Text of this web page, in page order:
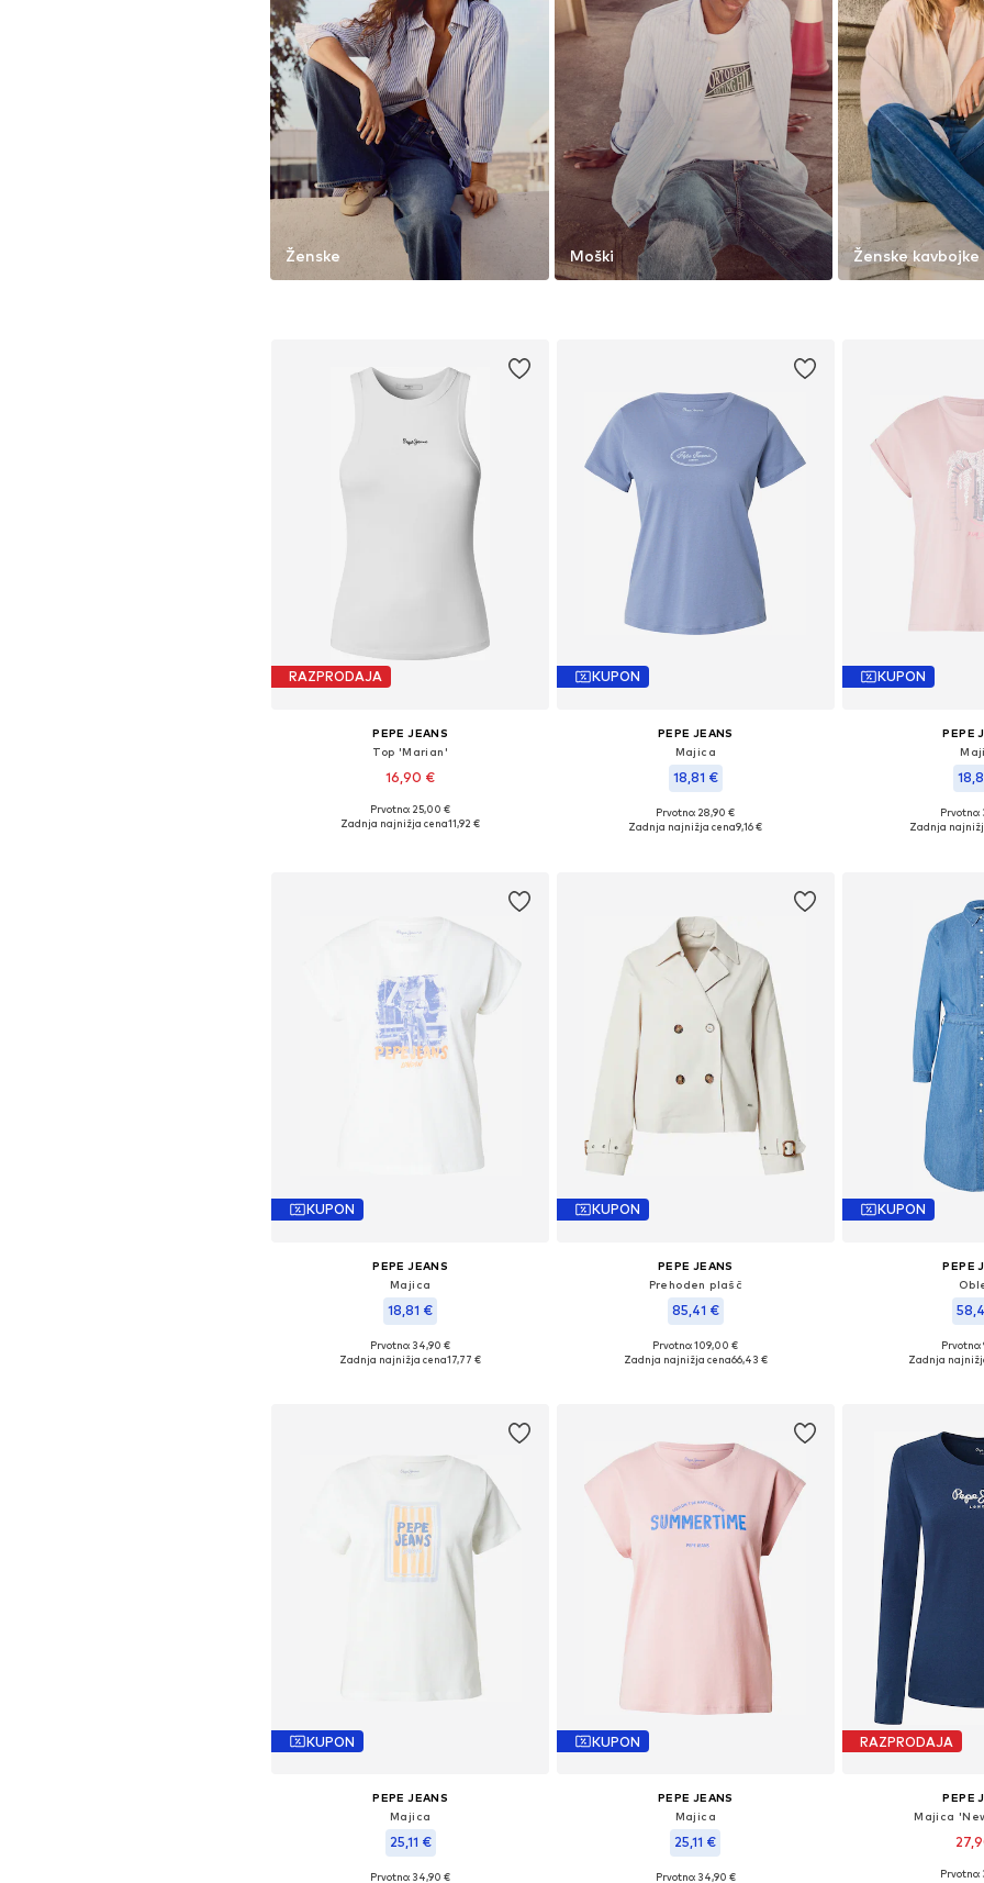
Ženske Moški Ženske kavbojke
RAZPRODAJA
PEPE JEANS
Top 'Marian'
16,90 €
Razpoložljive velikosti: XS, S, M, XL
Prvotno: 25,00 €
Zadnja najnižja cena11,92 €
KUPON
PEPE JEANS
Majica
18,81 €
Razpoložljive velikosti: XS, S, M, L, XL
Prvotno: 28,90 €
Zadnja najnižja cena9,16 €
KUPON
PEPE
Razpoložljive
Prvotno:
Zadnja
KUPON
PEPE JEANS
Majica
18,81 €
Razpoložljive velikosti: XS, S, M, L, XL
Prvotno: 34,90 €
Zadnja najnižja cena17,77 €
KUPON
PEPE JEANS
Prehoden plašč
85,41 €
Razpoložljive velikosti: XS, S, M, L, XL
Prvotno: 109,00 €
Zadnja najnižja cena66,43 €
KUPON
PEPE
Razpoložljive
Zadnja
KUPON
PEPE JEANS
Majica
25,11 €
Prvotno: 34,90 €
KUPON
PEPE JEANS
Majica
25,11 €
Prvotno: 34,90 €
RAZPRODAJA
PEPE
Majica
Prvotno: